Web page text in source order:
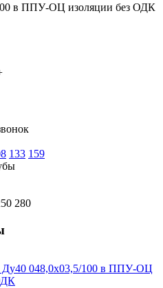
в ППУ-ОЦ изоляции без ОДК
133 159
280
Ду40 048,0х03,5/100 в ППУ-ОЦ